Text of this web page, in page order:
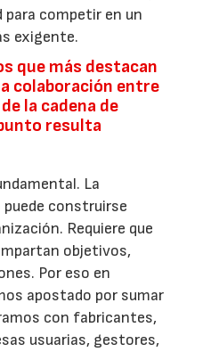
para competir en un
exigente.
que más destacan
colaboración entre
la cadena de
resulta
La
construirse
Requiere que
objetivos,
Por eso en
apostado por sumar
con fabricantes,
usuarias, gestores,